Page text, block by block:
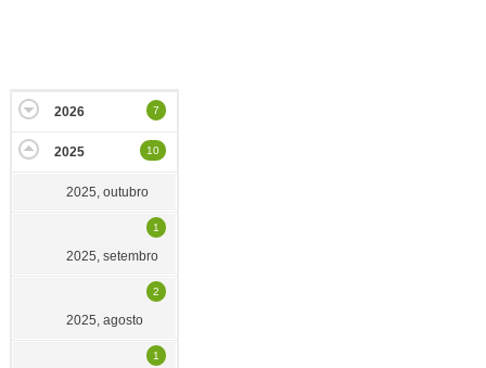
2026 7
2025 10
2025, outubro
1
2025, setembro
2
2025, agosto
1